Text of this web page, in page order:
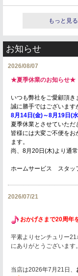
もっと見る
お知らせ
2026/08/07
★夏季休業のお知らせ★
いつも弊社をご愛顧頂き
誠に勝手ではございます
8月14日(金)～8月19日(
夏季休業とさせていただ
皆様には大変ご不便を
ます。
尚、8月20日(木)より通
ホームサービス スタッ
2026/07/21
おかげさまで20周年
平素よりセンチュリー
にありがとうございます。
当店は2026年7月21日、